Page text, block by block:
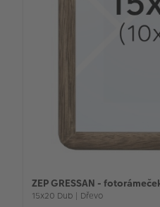
ZEP GRESSAN -
15x20 Dub | Dřevo